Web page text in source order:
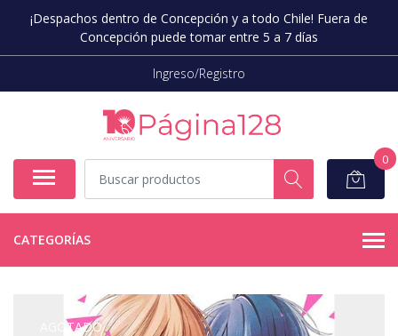
¡Despachos dentro de Concepción y a todo Chile! Fuera de
Concepción puede tomar entre 5 a 7 días
Ingreso/Registro
0
CATEGORÍAS
AGOTADO